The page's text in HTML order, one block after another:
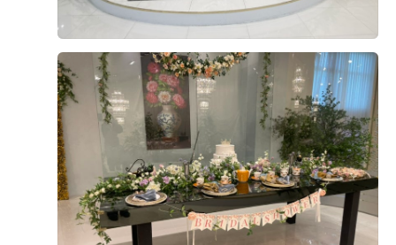
안냐세욧 새색시 하쁘 인사드리와요 제가 얼마 전 안산 더
베니르에서 무사히 본식을 마쳤는데요 ​더베니르홀은 흔하
지 않은 하우스웨딩 분위기에 그리너리함까지 가득한 웨딩
홀이에요 요런 분위기 찾기 드물다며 꼬옥 추천드리고 싶
어서 본식 후기 써봅니다 ​본식 하루 전 리허설 (자유투어)
더베니르는 최종 리허설을 따로 하지않고 본식 당일 예식
전에 설명을 듣고 예식이 진행돼요. 걱정이 많은 신부 덕에
(나^^) 저희는 미리 연락을 드리고 동선을 보러 갔어요! 내
더 보기
후기가 도움이 되었나요? 0